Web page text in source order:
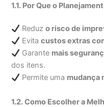
1.1. Por Que o
Reduzo risco de
Evitacustos extras
Garante mais
dos itens.
Permite uma mudança
1.2. Como Escolher a